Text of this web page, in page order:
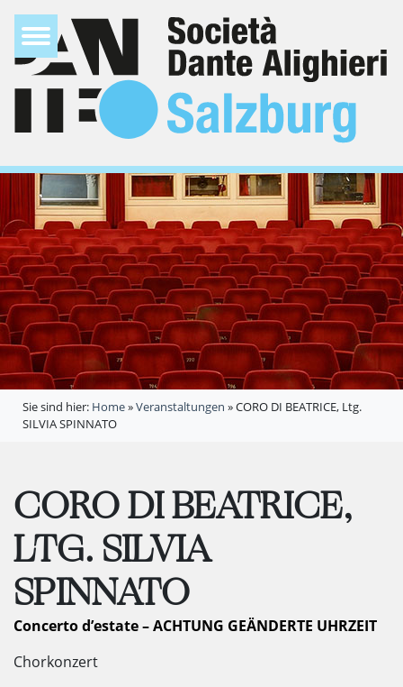
Sie sind hier: Home»Veranstaltungen »CORO DI BEATRICE, Ltg.
SILVIA SPINNATO
CORO DI BEATRICE,
LTG. SILVIA
SPINNATO
Concerto d’estate – ACHTUNG GEÄNDERTE UHRZEIT
Chorkonzert